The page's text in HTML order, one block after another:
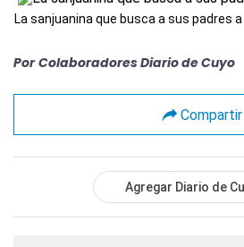
La sanjuanina que busca a sus padres
Por Colaboradores Diario de Cuyo
Compartir
Agregar Diario de